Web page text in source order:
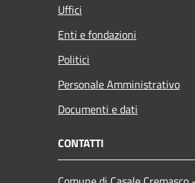
Uffici
Enti e fondazioni
Politici
Personale Amministrativo
Documenti e dati
CONTATTI